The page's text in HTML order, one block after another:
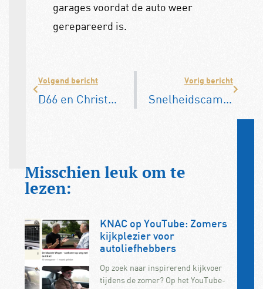
garages voordat de auto weer
gerepareerd is.
Volgend bericht
D66 en ChristenUnie willen ook ‘s nachts 100 km/h
Vorig bericht
Snelheidscamera’s op Vlaamse snelwegen werken voortaan altijd
Misschien leuk om te
lezen:
KNAC op YouTube: Zomers
kijkplezier voor
autoliefhebbers
Op zoek naar inspirerend kijkvoer
tijdens de zomer? Op het YouTube-